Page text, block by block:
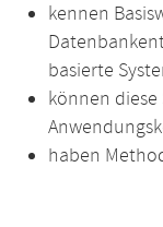
kennen
basierte
können
haben